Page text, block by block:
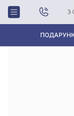
Головна Срiбна